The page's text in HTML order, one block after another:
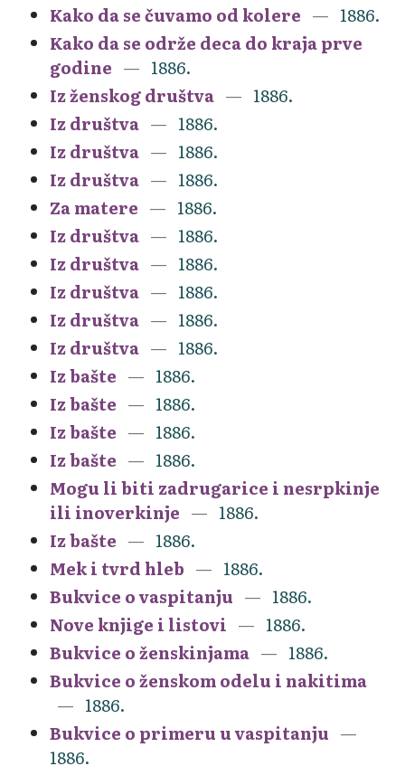
Kako da se čuvamo od kolere
1886.
Kako da se održe deca do kraja prve
godine
1886.
Iz ženskog društva
1886.
Iz društva
1886.
Iz društva
1886.
Iz društva
1886.
Za matere
1886.
Iz društva
1886.
Iz društva
1886.
Iz društva
1886.
Iz društva
1886.
Iz društva
1886.
Iz bašte
1886.
Iz bašte
1886.
Iz bašte
1886.
Iz bašte
1886.
Mogu li biti zadrugarice i nesrpkinje
ili inoverkinje
1886.
Iz bašte
1886.
Mek i tvrd hleb
1886.
Bukvice o vaspitanju
1886.
Nove knjige i listovi
1886.
Bukvice o ženskinjama
1886.
Bukvice o ženskom odelu i nakitima
1886.
Bukvice o primeru u vaspitanju
1886.